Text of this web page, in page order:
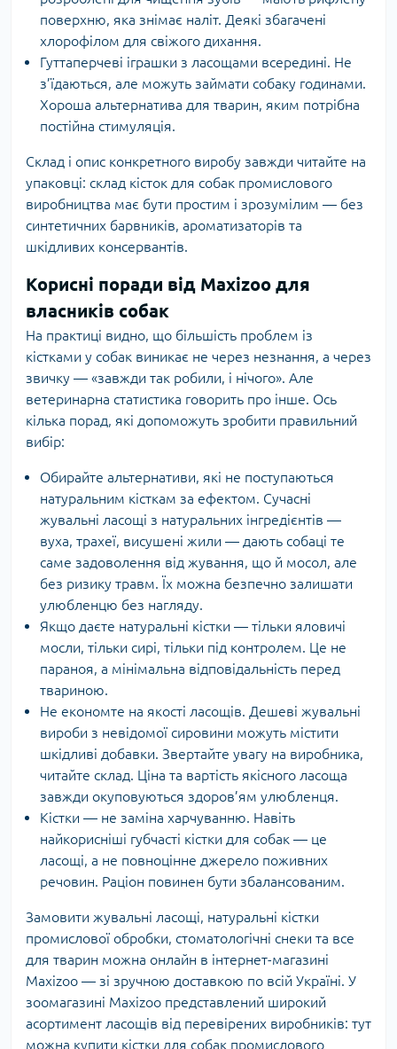
поверхню, яка знімає наліт. Деякі збагачені
хлорофілом для свіжого дихання.
Гуттаперчеві іграшки з ласощами всередині. Не
з’їдаються, але можуть займати собаку годинами.
Хороша альтернатива для тварин, яким потрібна
постійна стимуляція.
Склад і опис конкретного виробу завжди читайте на
упаковці: склад кісток для собак промислового
виробництва має бути простим і зрозумілим — без
синтетичних барвників, ароматизаторів та
шкідливих консервантів.
Корисні поради від Maxizoo для
власників собак
На практиці видно, що більшість проблем із
кістками у собак виникає не через незнання, а через
звичку — «завжди так робили, і нічого». Але
ветеринарна статистика говорить про інше. Ось
кілька порад, які допоможуть зробити правильний
вибір:
Обирайте альтернативи, які не поступаються
натуральним кісткам за ефектом. Сучасні
жувальні ласощі з натуральних інгредієнтів —
вуха, трахеї, висушені жили — дають собаці те
саме задоволення від жування, що й мосол, але
без ризику травм. Їх можна безпечно залишати
улюбленцю без нагляду.
Якщо даєте натуральні кістки — тільки яловичі
мосли, тільки сирі, тільки під контролем. Це не
параноя, а мінімальна відповідальність перед
твариною.
Не економте на якості ласощів. Дешеві жувальні
вироби з невідомої сировини можуть містити
шкідливі добавки. Звертайте увагу на виробника,
читайте склад. Ціна та вартість якісного ласоща
завжди окуповуються здоров’ям улюбленця.
Кістки — не заміна харчуванню. Навіть
найкорисніші губчасті кістки для собак — це
ласощі, а не повноцінне джерело поживних
речовин. Раціон повинен бути збалансованим.
Замовити жувальні ласощі, натуральні кістки
промислової обробки, стоматологічні снеки та все
для тварин можна онлайн в інтернет-магазині
Maxizoo — зі зручною доставкою по всій Україні. У
зоомагазині Maxizoo представлений широкий
асортимент ласощів від перевірених виробників: тут
можна купити кістки для собак промислового